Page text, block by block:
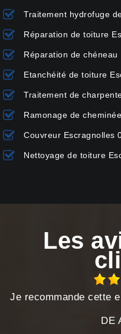
Traitement hydrofuge
Réparation de toiture
Réparation de
Etanchéité de toiture
Traitement de
Ramonage de
Couvreur Escragnolles
Nettoyage de toiture
Les
Je recommande cette
DE